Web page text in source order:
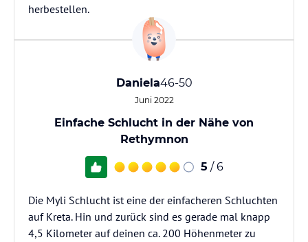
herbestellen.
Daniela46-50
Juni 2022
Einfache Schlucht in der Nähe von
Rethymnon
5 / 6
Die Myli Schlucht ist eine der einfacheren Schluchten
auf Kreta. Hin und zurück sind es gerade mal knapp
4,5 Kilometer auf deinen ca. 200 Höhenmeter zu